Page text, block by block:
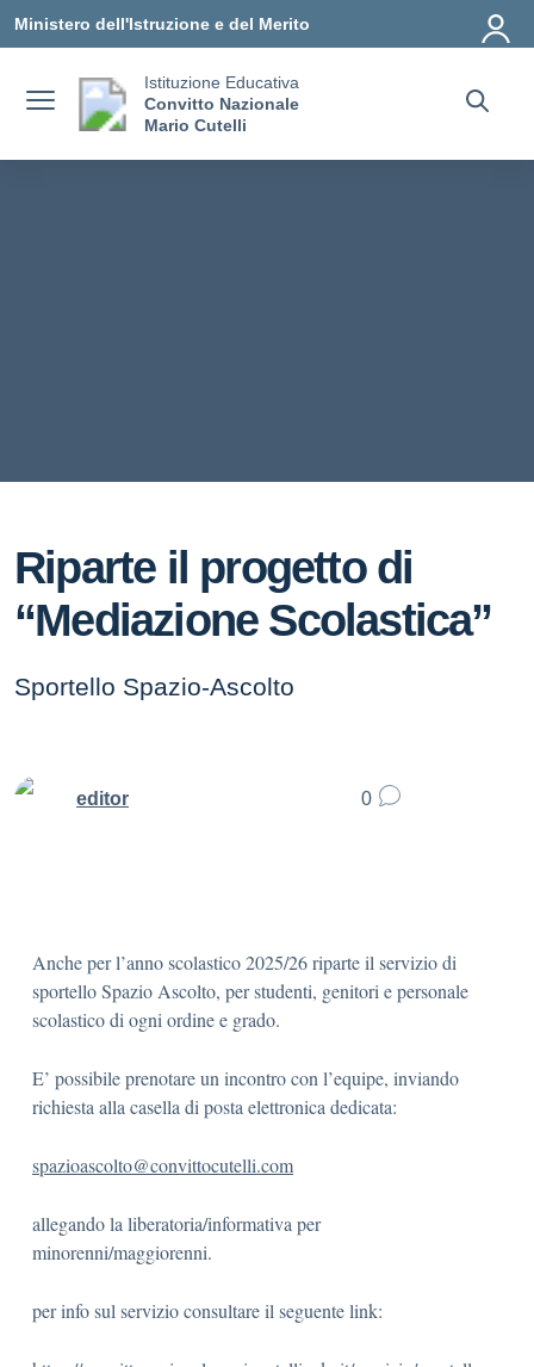
Ministero dell'Istruzione e del Merito
Istituzione Educativa
Convitto Nazionale
Mario Cutelli
Riparte il progetto di
“Mediazione Scolastica”
Sportello Spazio-Ascolto
editor 0
Anche per l’anno scolastico 2025/26 riparte il servizio di
sportello Spazio Ascolto, per studenti, genitori e personale
scolastico di ogni ordine e grado.
E’ possibile prenotare un incontro con l’equipe, inviando
richiesta alla casella di posta elettronica dedicata:
spazioascolto@convittocutelli.com
allegando la liberatoria/informativa per
minorenni/maggiorenni.
per info sul servizio consultare il seguente link: